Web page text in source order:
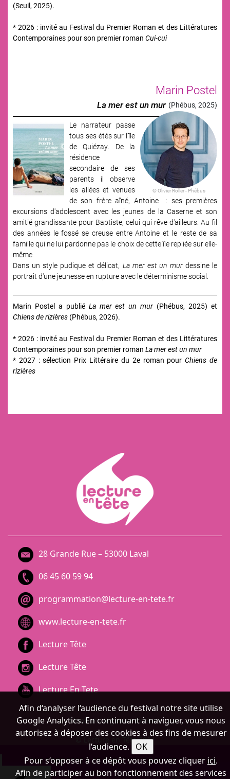
Afin d‘analyser l‘audience du festival notre site utilise
Google Analytics. En continuant à naviguer, vous nous
autorisez à déposer des cookies à des fins de mesurer
l‘audience.
Pour s‘opposer à ce dépôt vous pouvez cliquer ici.
Afin de participer au bon fonctionnement des services
(Seuil, 2025).
* 2026 : invité au Festival du Premier Roman et des Littératures
Contemporaines pour son premier roman Cui-cui
Marin Postel
(Phébus, 2025)
La mer est un mur
© Olivier Roller - Phébus
Image
Le narrateur passe
tous ses étés sur l'île
de Quiézay. De la
résidence
secondaire de ses
parents il observe
les allées et venues
de son frère aîné, Antoine : ses premières
excursions d'adolescent avec les jeunes de la Caserne et son
amitié grandissante pour Baptiste, celui qui rêve d'ailleurs. Au fil
des années le fossé se creuse entre Antoine et le reste de sa
famille qui ne lui pardonne pas le choix de cette île repliée sur elle-
même.
Dans un style pudique et délicat, La mer est un mur dessine le
portrait d'une jeunesse en rupture avec le déterminisme social.
Marin Postel a publié La mer est un mur (Phébus, 2025) et
Chiens de rizières (Phébus, 2026).
* 2026 : invité au Festival du Premier Roman et des Littératures
Contemporaines pour son premier roman La mer est un mur
* 2027 : sélection Prix Littéraire du 2e roman pourChiens de
rizières
28 Grande Rue – 53000 Laval
06 45 60 59 94
programmation@lecture-en-tete.fr
www.lecture-en-tete.fr
Lecture Tête
Lecture Tête
Lecture En Tete
Mentions légales•Cookies
© Lecture en Tête 2021